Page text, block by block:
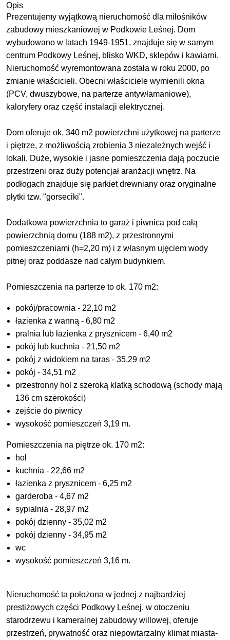
Opis
Prezentujemy wyjątkową nieruchomość dla miłośników
zabudowy mieszkaniowej w Podkowie Leśnej. Dom
wybudowano w latach 1949-1951, znajduje się w samym
centrum Podkowy Leśnej, blisko WKD, sklepów i kawiarni.
Nieruchomość wyremontowana została w roku 2000, po
zmianie właścicieli. Obecni właściciele wymienili okna
(PCV, dwuszybowe, na parterze antywłamaniowe),
kaloryfery oraz część instalacji elektrycznej.
Dom oferuje ok. 340 m2 powierzchni użytkowej na parterze
i piętrze, z możliwością zrobienia 3 niezależnych wejść i
lokali. Duże, wysokie i jasne pomieszczenia dają poczucie
przestrzeni oraz duży potencjał aranżacji wnętrz. Na
podłogach znajduje się parkiet drewniany oraz oryginalne
płytki tzw. "gorseciki".
Dodatkowa powierzchnia to garaż i piwnica pod całą
powierzchnią domu (188 m2), z przestronnymi
pomieszczeniami (h=2,20 m) i z własnym ujęciem wody
pitnej oraz poddasze nad całym budynkiem.
Pomieszczenia na parterze to ok. 170 m2:
pokój/pracownia - 22,10 m2
łazienka z wanną - 6,80 m2
pralnia lub łazienka z prysznicem - 6,40 m2
pokój lub kuchnia - 21,50 m2
pokój z widokiem na taras - 35,29 m2
pokój - 34,51 m2
przestronny hol z szeroką klatką schodową (schody mają
136 cm szerokości)
zejście do piwnicy
wysokość pomieszczeń 3,19 m.
Pomieszczenia na piętrze ok. 170 m2:
hol
kuchnia - 22,66 m2
łazienka z prysznicem - 6,25 m2
garderoba - 4,67 m2
sypialnia - 28,97 m2
pokój dzienny - 35,02 m2
pokój dzienny - 34,95 m2
wc
wysokość pomieszczeń 3,16 m.
Nieruchomość ta położona w jednej z najbardziej
prestiżowych części Podkowy Leśnej, w otoczeniu
starodrzewu i kameralnej zabudowy willowej, oferuje
przestrzeń, prywatność oraz niepowtarzalny klimat miasta-